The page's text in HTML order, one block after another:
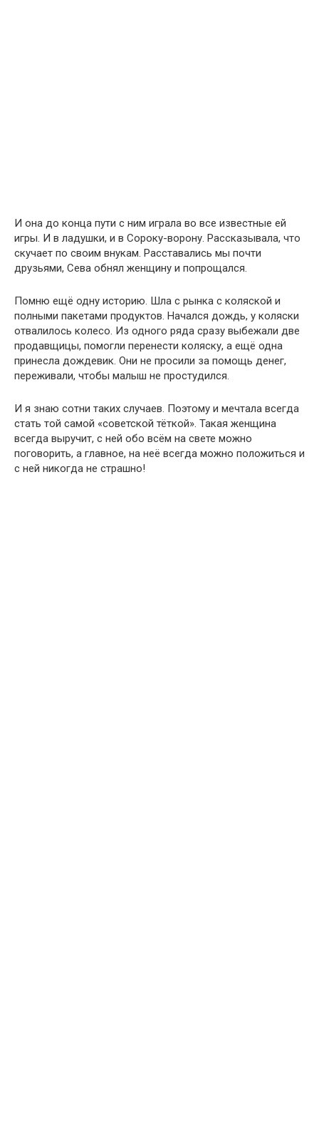
И она до конца пути с ним играла во все известные ей
игры. И в ладушки, и в Сороку-ворону. Рассказывала, что
скучает по своим внукам. Расставались мы почти
друзьями, Сева обнял женщину и попрощался.
Помню ещё одну историю. Шла с рынка с коляской и
полными пакетами продуктов. Начался дождь, у коляски
отвалилось колесо. Из одного ряда сразу выбежали две
продавщицы, помогли перенести коляску, а ещё одна
принесла дождевик. Они не просили за помощь денег,
переживали, чтобы малыш не простудился.
И я знаю сотни таких случаев. Поэтому и мечтала всегда
стать той самой «советской тёткой». Такая женщина
всегда выручит, с ней обо всём на свете можно
поговорить, а главное, на неё всегда можно положиться и
с ней никогда не страшно!